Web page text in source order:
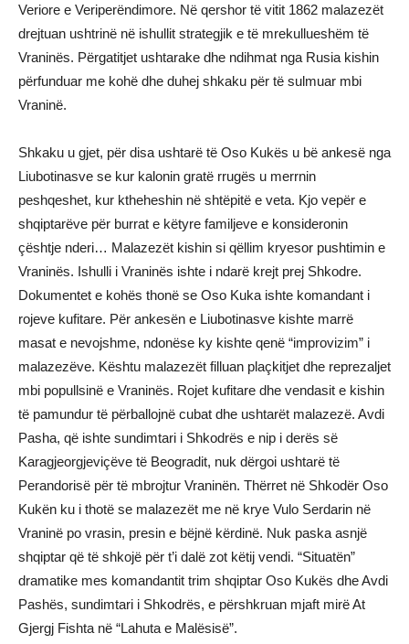
Veriore e Veriperëndimore. Në qershor të vitit 1862 malazezët
drejtuan ushtrinë në ishullit strategjik e të mrekullueshëm të
Vraninës. Përgatitjet ushtarake dhe ndihmat nga Rusia kishin
përfunduar me kohë dhe duhej shkaku për të sulmuar mbi
Vraninë.
Shkaku u gjet, për disa ushtarë të Oso Kukës u bë ankesë nga
Liubotinasve se kur kalonin gratë rrugës u merrnin
peshqeshet, kur ktheheshin në shtëpitë e veta. Kjo vepër e
shqiptarëve për burrat e këtyre familjeve e konsideronin
çështje nderi… Malazezët kishin si qëllim kryesor pushtimin e
Vraninës. Ishulli i Vraninës ishte i ndarë krejt prej Shkodre.
Dokumentet e kohës thonë se Oso Kuka ishte komandant i
rojeve kufitare. Për ankesën e Liubotinasve kishte marrë
masat e nevojshme, ndonëse ky kishte qenë “improvizim” i
malazezëve. Kështu malazezët filluan plaçkitjet dhe reprezaljet
mbi popullsinë e Vraninës. Rojet kufitare dhe vendasit e kishin
të pamundur të përballojnë cubat dhe ushtarët malazezë. Avdi
Pasha, që ishte sundimtari i Shkodrës e nip i derës së
Karagjeorgjeviçëve të Beogradit, nuk dërgoi ushtarë të
Perandorisë për të mbrojtur Vraninën. Thërret në Shkodër Oso
Kukën ku i thotë se malazezët me në krye Vulo Serdarin në
Vraninë po vrasin, presin e bëjnë kërdinë. Nuk paska asnjë
shqiptar që të shkojë për t’i dalë zot këtij vendi. “Situatën”
dramatike mes komandantit trim shqiptar Oso Kukës dhe Avdi
Pashës, sundimtari i Shkodrës, e përshkruan mjaft mirë At
Gjergj Fishta në “Lahuta e Malësisë”.